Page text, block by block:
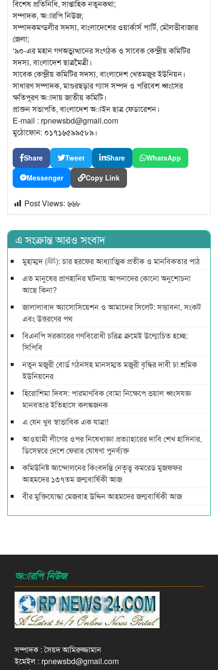
বিশেষ প্রতিনিধি, সাপ্তাহিক নতুনকথা;
সম্পাদক, অারপি নিউজ;
সম্পাদকমন্ডলীর সদস্য, বাংলাদেশের ওয়ার্কার্স পার্টি, মৌলভীবাজার
জেলা;
‘৯০-এর মহান গণঅভ্যুত্থানের সংগঠক ও সাবেক কেন্দ্রীয় কমিটির
সদস্য, বাংলাদেশ ছাত্রমৈত্রী।
সাবেক কেন্দ্রীয় কমিটির সদস্য, বাংলাদেশ খেতমজুর ইউনিয়ন।
সাধারণ সম্পাদক, মাগুরছড়ার গ্যাস সম্পদ ও পরিবেশ ধ্বংসের
ক্ষতিপূরণ অাদায় জাতীয় কমিটি।
প্রাক্তন সভাপতি, বাংলাদেশ অাইন ছাত্র ফেডারেশন।
E-mail : rpnewsbd@gmail.com
মুঠোফোন: ০১৭১৬৫৯৯৫৮৯।
Share Tweet Share WhatsApp
Messenger Copy Link
Post Views: ৬৬৮
এ সংক্রান্ত আরও সংবাদ
মুহাম্মদ (ﷺ): চার হরফের আধ্যাত্মিক প্রতীক ও মানবিকতার পাঠ
এত মানুষের প্রাণহানির ঘটনায় আপনাদের কোনো অনুশোচনা
আছে কিনা?
জালালাবাদ অ্যাসোসিয়েশন ও আমাদের সিলেট: সম্ভাবনা, সংকট
এবং উত্তরণের পথ
বিএনপি সরকারের গণবিরোধী চরিত্র ক্রমেই উন্মোচিত হচ্ছে:
সিপিবি
নতুন মজুরী বোর্ড গঠনসহ মানসম্মত মজুরী বৃদ্ধির দাবী চা শ্রমিক
ইউনিয়নের
হিরোশিমা দিবস: পারমাণবিক বোমা নিক্ষেপে ভয়াল ধ্বংসযজ্ঞ
মানবতার ইতিহাসে কলঙ্কজনক
এ যেন খুব স্বাভাবিক এক যাত্রা!
আওয়ামী লীগের ওপর নিষেধাজ্ঞা প্রত্যাহারের দাবি শেখ হাসিনার,
ডিসেম্বরে দেশে ফেরার ঘোষণা পুনর্ব্যক্ত
কমিউনিষ্ট আন্দোলনের কিংবদন্তি নেতৃত্ব কমরেড মুজফ্ফর
আহমদের ১৩৭তম জন্মবার্ষিকী আজ
বীর মুক্তিযোদ্ধা মেজবাহ উদ্দিন আহমদের জন্মবার্ষিকী আজ
অারপি নিউজ
সম্পাদক : সৈয়দ আমিরুজ্জামান
ইমেইল : rpnewsbd@gmail.com